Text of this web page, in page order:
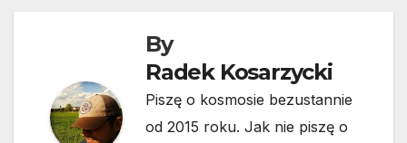
By
Radek Kosarzycki
Piszę o kosmosie bezustannie
od 2015 roku. Jak nie piszę o